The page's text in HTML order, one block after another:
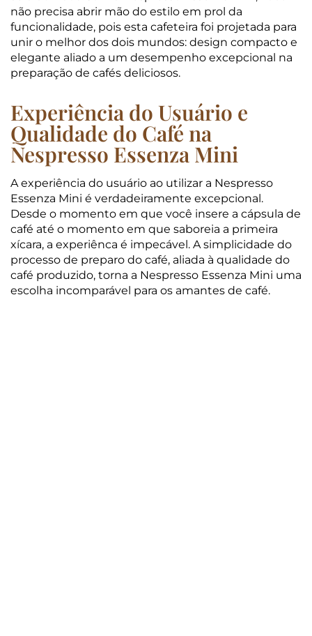
não precisa abrir mão do estilo em prol da
funcionalidade, pois esta cafeteira foi projetada para
unir o melhor dos dois mundos: design compacto e
elegante aliado a um desempenho excepcional na
preparação de cafés deliciosos.
Experiência do Usuário e
Qualidade do Café na
Nespresso Essenza Mini
A experiência do usuário ao utilizar a Nespresso
Essenza Mini é verdadeiramente excepcional.
Desde o momento em que você insere a cápsula de
café até o momento em que saboreia a primeira
xícara, a experiênca é impecável. A simplicidade do
processo de preparo do café, aliada à qualidade do
café produzido, torna a Nespresso Essenza Mini uma
escolha incomparável para os amantes de café.